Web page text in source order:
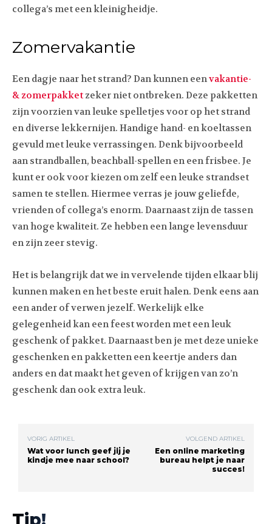
collega’s met een kleinigheidje.
Zomervakantie
Een dagje naar het strand? Dan kunnen eenvakantie-
& zomerpakketzeker niet ontbreken. Deze pakketten
zijn voorzien van leuke spelletjes voor op het strand
en diverse lekkernijen. Handige hand- en koeltassen
gevuld met leuke verrassingen. Denk bijvoorbeeld
aan strandballen, beachball-spellen en een frisbee. Je
kunt er ook voor kiezen om zelf een leuke strandset
samen te stellen. Hiermee verras je jouw geliefde,
vrienden of collega’s enorm. Daarnaast zijn de tassen
van hoge kwaliteit. Ze hebben een lange levensduur
en zijn zeer stevig.
Het is belangrijk dat we in vervelende tijden elkaar blij
kunnen maken en het beste eruit halen. Denk eens aan
een ander of verwen jezelf. Werkelijk elke
gelegenheid kan een feest worden met een leuk
geschenk of pakket. Daarnaast ben je met deze unieke
geschenken en pakketten een keertje anders dan
anders en dat maakt het geven of krijgen van zo’n
geschenk dan ook extra leuk.
VORIG ARTIKEL
Wat voor lunch geef jij je
kindje mee naar school?
VOLGEND ARTIKEL
Een online marketing
bureau helpt je naar
succes!